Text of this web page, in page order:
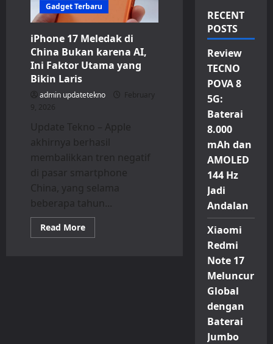
Gadget Terbaru
iPhone 17 Meledak di
China Bukan karena AI,
Ini Faktor Utama yang
Bikin Laris
admin updatetekno
February
9, 2026
Update Tekno – Apple
akhirnya berhasil
membalikkan tren negatif
di pasar smartphone
China, yang selama
beberapa tahun...
Read MoreRead
more
RECENT
POSTS
Review
TECNO
POVA 8
5G:
Baterai
8.000
mAh dan
AMOLED
144 Hz
Jadi
Andalan
Xiaomi
Redmi
Note 17
Meluncur
Global
dengan
Baterai
Jumbo